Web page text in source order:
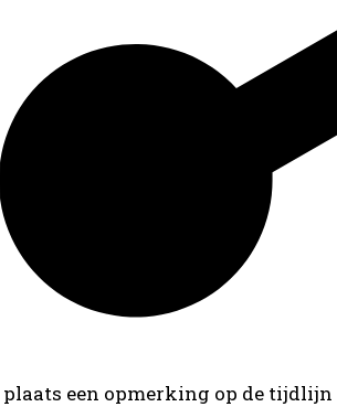
plaats een opmerking op de tijdlijn